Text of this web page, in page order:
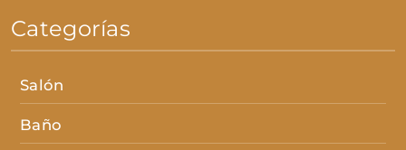
Categorías
Salón
Baño